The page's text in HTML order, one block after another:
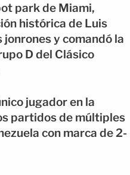
park de Miami,
histórica de Luis
y comandó la
D del Clásico
jugador en la
partidos de múltiples
con marca de 2-